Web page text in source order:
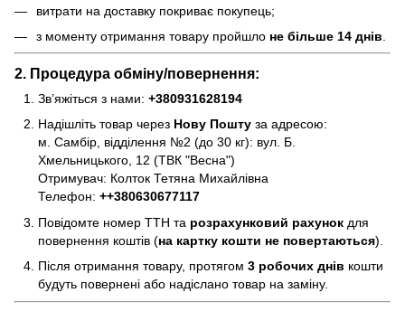
витрати на доставку покриває покупець;
з моменту отримання товару пройшло не більше 14 днів
2. Процедура обміну/повернення:
Зв’яжіться з нами: +380931628194
Надішліть товар через Нову Пошту за адресою:
м. Самбір, відділення №2 (до 30 кг): вул. Б.
Хмельницького, 12 (ТВК "Весна")
Отримувач: Колток Тетяна Михайлівна
Телефон: ++380630677117
Повідомте номер ТТН та розрахунковий рахунок для
повернення коштів (на картку кошти не повертаються).
Після отримання товару, протягом 3 робочих днів кошти
будуть повернені або надіслано товар на заміну.